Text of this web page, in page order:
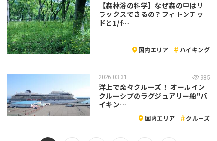
【森林浴の科学】なぜ森の中はリ
ラックスできるの？フィトンチッ
ドと1/f…
国内エリア ハイキング
2026.03.31 985
洋上で楽々クルーズ！ オールイン
クルーシブのラグジュアリー船"バ
イキン…
国内エリア クルーズ